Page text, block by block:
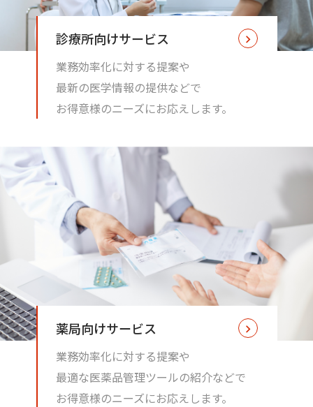
診療所向けサービス
業務効率化に対する提案や
最新の医学情報の提供などで
お得意様のニーズにお応えします。
薬局向けサービス
業務効率化に対する提案や
最適な医薬品管理ツールの紹介などで
お得意様のニーズにお応えします。